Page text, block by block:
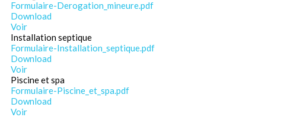
Formulaire-Derogation_mineure.pdf
Download
Voir
Installation septique
Formulaire-Installation_septique.pdf
Download
Voir
Piscine et spa
Formulaire-Piscine_et_spa.pdf
Download
Voir